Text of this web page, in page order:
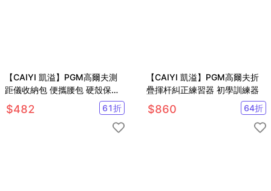
【CAIYI 凱溢】PGM高爾夫測
距儀收納包 便攜腰包 硬殼保護
套
$482 61折
【CAIYI 凱溢】PGM高爾夫折
疊揮杆糾正練習器 初學訓練器
$860 64折